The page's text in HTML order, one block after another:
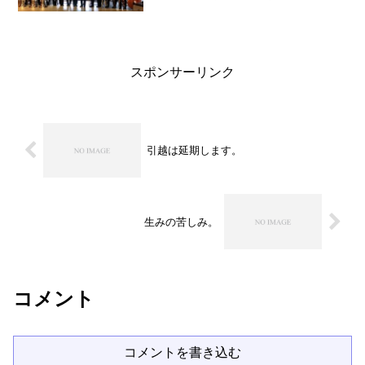
スポンサーリンク
引越は延期します。
生みの苦しみ。
コメント
コメントを書き込む